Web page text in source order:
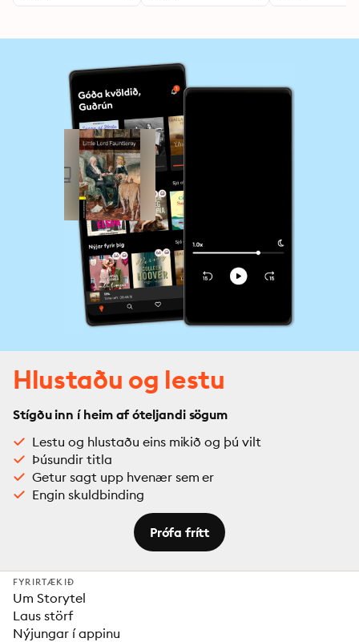
Hlustaðu og lestu
Stígðu inn í heim af óteljandi sögum
Lestu og hlustaðu eins mikið og þú vilt
Þúsundir titla
Getur sagt upp hvenær sem er
Engin skuldbinding
Prófa frítt
FYRIRTÆKIÐ
Um Storytel
Laus störf
Nýjungar í appinu